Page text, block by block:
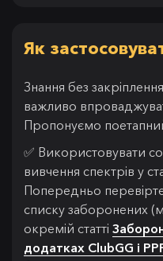
Як
Знання без
важливо
Пропонуємо
✅ Використовувати
вивчення спектрів у
Попередньо
списку заборонених
окремій статті
додатках ClubGG і